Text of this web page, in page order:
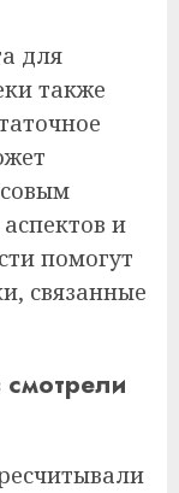
для
также
и
помогут
связанные